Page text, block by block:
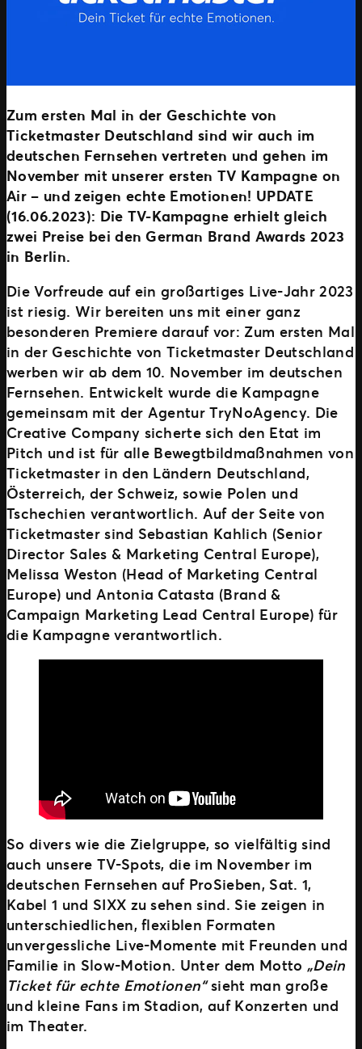
Zum ersten Mal in der Geschichte von
Ticketmaster Deutschland sind wir auch im
deutschen Fernsehen vertreten und gehen im
November mit unserer ersten TV Kampagne on
Air – und zeigen echte Emotionen! UPDATE
(16.06.2023): Die TV-Kampagne erhielt gleich
zwei Preise bei den German Brand Awards 2023
in Berlin.
Die Vorfreude auf ein großartiges Live-Jahr 2023
ist riesig. Wir bereiten uns mit einer ganz
besonderen Premiere darauf vor: Zum ersten Mal
in der Geschichte von Ticketmaster Deutschland
werben wir ab dem 10. November im deutschen
Fernsehen. Entwickelt wurde die Kampagne
gemeinsam mit der Agentur TryNoAgency. Die
Creative Company sicherte sich den Etat im
Pitch und ist für alle Bewegtbildmaßnahmen von
Ticketmaster in den Ländern Deutschland,
Österreich, der Schweiz, sowie Polen und
Tschechien verantwortlich. Auf der Seite von
Ticketmaster sind Sebastian Kahlich (Senior
Director Sales & Marketing Central Europe),
Melissa Weston (Head of Marketing Central
Europe) und Antonia Catasta (Brand &
Campaign Marketing Lead Central Europe) für
die Kampagne verantwortlich.
So divers wie die Zielgruppe, so vielfältig sind
auch unsere TV-Spots, die im November im
deutschen Fernsehen auf ProSieben, Sat. 1,
Kabel 1 und SIXX zu sehen sind. Sie zeigen in
unterschiedlichen, flexiblen Formaten
unvergessliche Live-Momente mit Freunden und
Familie in Slow-Motion. Unter dem Motto „Dein
Ticket für echte Emotionen“sieht man große
und kleine Fans im Stadion, auf Konzerten und
im Theater.